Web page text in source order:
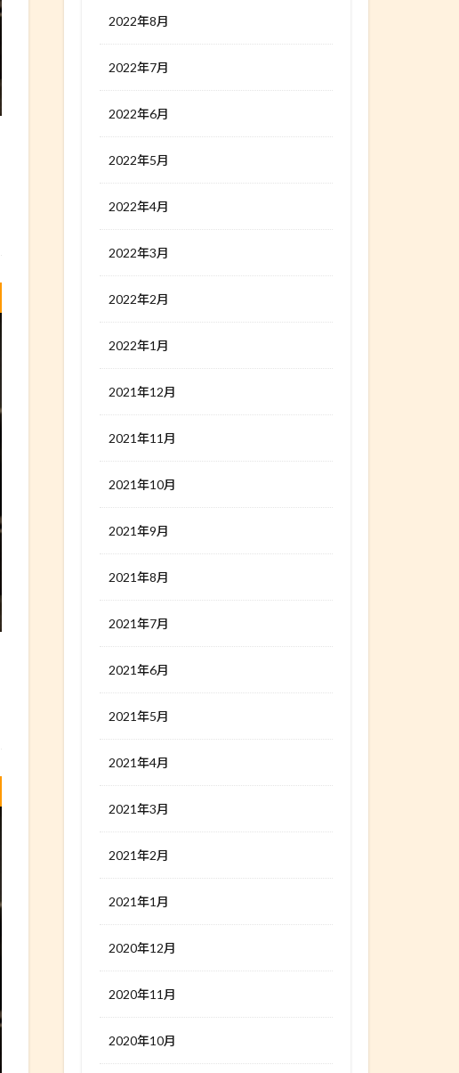
2022年8月
2022年7月
2022年6月
2022年5月
2022年4月
2022年3月
2022年2月
2022年1月
2021年12月
2021年11月
2021年10月
2021年9月
2021年8月
2021年7月
2021年6月
2021年5月
2021年4月
2021年3月
2021年2月
2021年1月
2020年12月
2020年11月
2020年10月